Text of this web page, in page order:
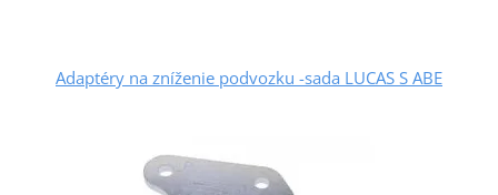
Adaptéry na zníženie podvozku -sada LUCAS S ABE